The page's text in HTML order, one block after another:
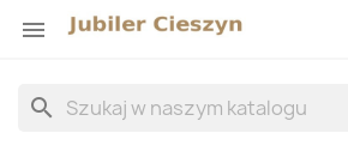

search